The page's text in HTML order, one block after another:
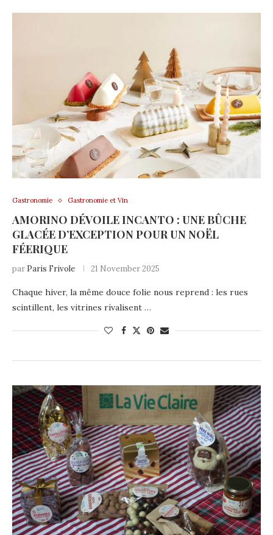
Gastronomie Gastronomie et Vin
AMORINO DÉVOILE INCANTO : UNE BÛCHE
GLACÉE D’EXCEPTION POUR UN NOËL
FÉERIQUE
par Paris Frivole 21 November 2025
Chaque hiver, la même douce folie nous reprend : les rues
scintillent, les vitrines rivalisent …